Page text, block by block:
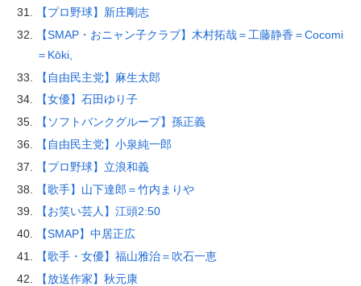
【プロ野球】新庄剛志
【SMAP・おニャン子クラブ】木村拓哉＝工藤静香＝Cocomi
＝Kōki,
【自由民主党】麻生太郎
【女優】石田ゆり子
【ソフトバンクグループ】孫正義
【自由民主党】小泉純一郎
【プロ野球】立浪和義
【歌手】山下達郎＝竹内まりや
【お笑い芸人】江頭2:50
【SMAP】中居正広
【歌手・女優】福山雅治＝吹石一恵
【放送作家】秋元康